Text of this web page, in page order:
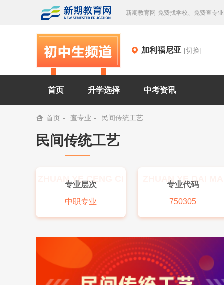
新期教育网-免费找学校、免费查专
加利福尼亚 [切换]
首页 升学选择 中考资讯
首页 查专业 民间传统工艺
民间传统工艺
ZHUAN YE CENG CI
专业层次
中职专业
ZHUAN YE DAI MA
专业代码
750305